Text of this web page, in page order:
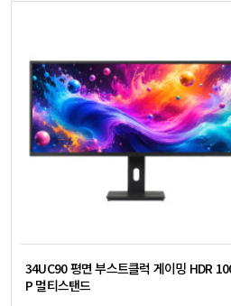
34UC90 평면 부스트클럭 게이밍 HDR
P 멀티스탠드